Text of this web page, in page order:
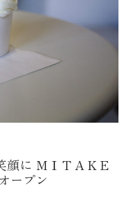
顔に ＭＩＴＡＫＥ
ープン